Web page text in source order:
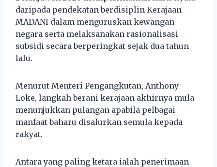
daripada pendekatan berdisiplin Kerajaan
MADANI dalam menguruskan kewangan
negara serta melaksanakan rasionalisasi
subsidi secara berperingkat sejak dua tahun
lalu.
Menurut Menteri Pengangkutan, Anthony
Loke, langkah berani kerajaan akhirnya mula
menunjukkan pulangan apabila pelbagai
manfaat baharu disalurkan semula kepada
rakyat.
Antara yang paling ketara ialah penerimaan